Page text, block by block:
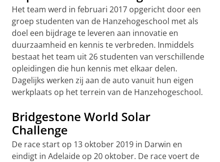
Het team werd in februari 2017 opgericht door een
groep studenten van de Hanzehogeschool met als
doel een bijdrage te leveren aan innovatie en
duurzaamheid en kennis te verbreden. Inmiddels
bestaat het team uit 26 studenten van verschillende
opleidingen die hun kennis met elkaar delen.
Dagelijks werken zij aan de auto vanuit hun eigen
werkplaats op het terrein van de Hanzehogeschool.
Bridgestone World Solar
Challenge
De race start op 13 oktober 2019 in Darwin en
eindigt in Adelaide op 20 oktober. De race voert de